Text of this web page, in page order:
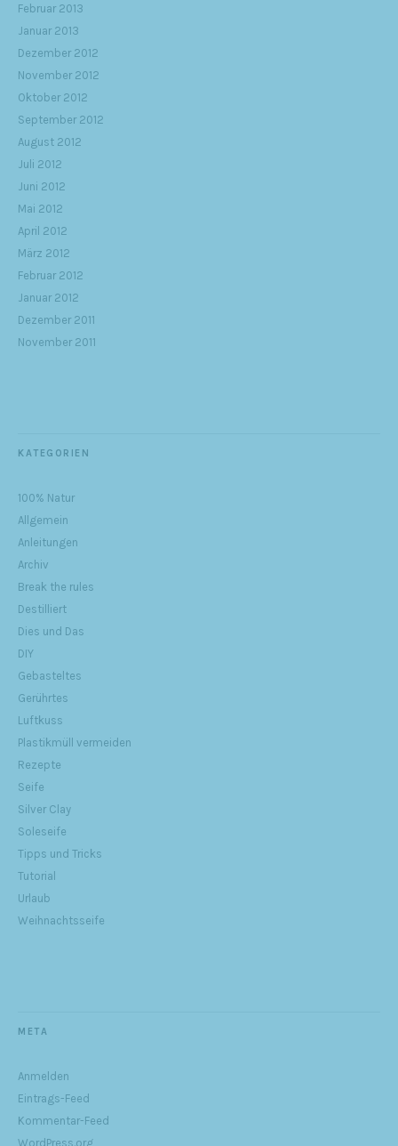
Februar 2013
Januar 2013
Dezember 2012
November 2012
Oktober 2012
September 2012
August 2012
Juli 2012
Juni 2012
Mai 2012
April 2012
März 2012
Februar 2012
Januar 2012
Dezember 2011
November 2011
KATEGORIEN
100% Natur
Allgemein
Anleitungen
Archiv
Break the rules
Destilliert
Dies und Das
DIY
Gebasteltes
Gerührtes
Luftkuss
Plastikmüll vermeiden
Rezepte
Seife
Silver Clay
Soleseife
Tipps und Tricks
Tutorial
Urlaub
Weihnachtsseife
META
Anmelden
Eintrags-Feed
Kommentar-Feed
WordPress.org